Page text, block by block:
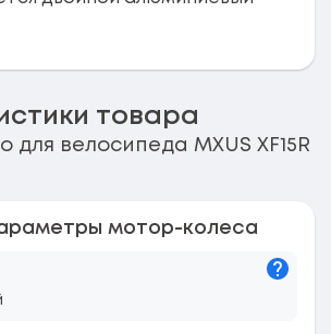
товара
велосипеда MXUS XF15R
мотор-колеса